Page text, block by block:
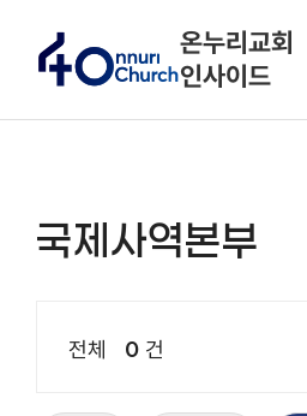
온누리교회
인사이드
국제사역본부
전체 0 건